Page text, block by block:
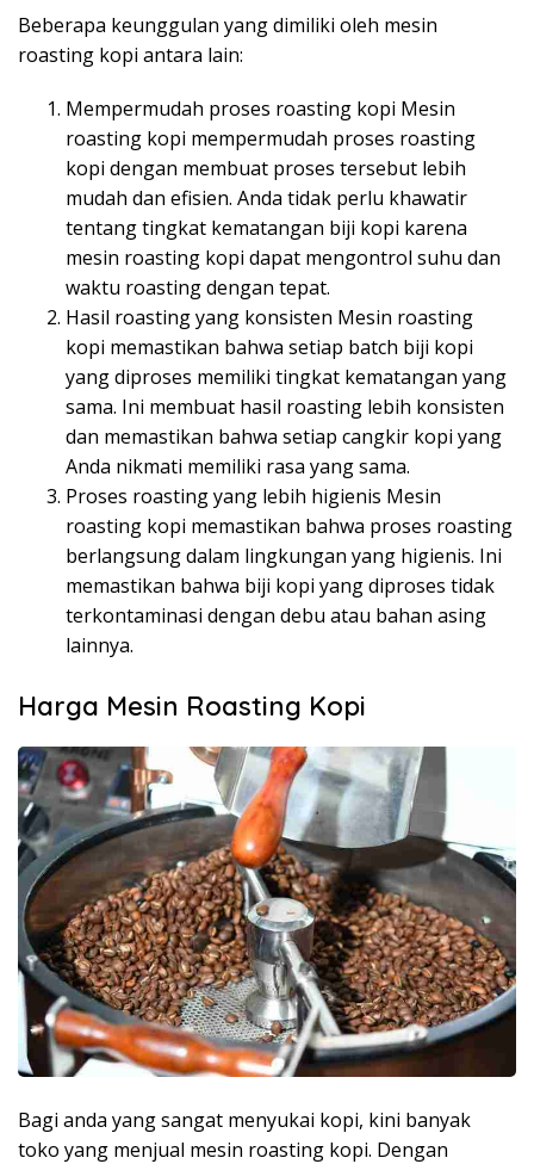
Beberapa keunggulan yang dimiliki oleh mesin
roasting kopi antara lain:
Mempermudah proses roasting kopi Mesin
roasting kopi mempermudah proses roasting
kopi dengan membuat proses tersebut lebih
mudah dan efisien. Anda tidak perlu khawatir
tentang tingkat kematangan biji kopi karena
mesin roasting kopi dapat mengontrol suhu dan
waktu roasting dengan tepat.
Hasil roasting yang konsisten Mesin roasting
kopi memastikan bahwa setiap batch biji kopi
yang diproses memiliki tingkat kematangan yang
sama. Ini membuat hasil roasting lebih konsisten
dan memastikan bahwa setiap cangkir kopi yang
Anda nikmati memiliki rasa yang sama.
Proses roasting yang lebih higienis Mesin
roasting kopi memastikan bahwa proses roasting
berlangsung dalam lingkungan yang higienis. Ini
memastikan bahwa biji kopi yang diproses tidak
terkontaminasi dengan debu atau bahan asing
lainnya.
Harga Mesin Roasting Kopi
Bagi anda yang sangat menyukai kopi, kini banyak
toko yang menjual mesin roasting kopi. Dengan